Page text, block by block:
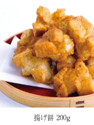
揚げ餅 200g